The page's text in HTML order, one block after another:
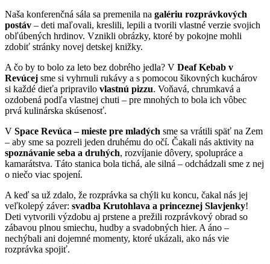
Naša konferenčná sála sa premenila na galériu rozprávkových
postáv – deti maľovali, kreslili, lepili a tvorili vlastné verzie svojich
obľúbených hrdinov. Vznikli obrázky, ktoré by pokojne mohli
zdobiť stránky novej detskej knižky.
A čo by to bolo za leto bez dobrého jedla? V Deaf Kebab v
Revúcej sme si vyhrnuli rukávy a s pomocou šikovných kuchárov
si každé dieťa pripravilo vlastnú pizzu. Voňavá, chrumkavá a
ozdobená podľa vlastnej chuti – pre mnohých to bola ich vôbec
prvá kulinárska skúsenosť.
V Space Revúca –mieste pre mladých sme sa vrátili späť na Zem
– aby sme sa pozreli jeden druhému do očí. Čakali nás aktivity na
spoznávanie seba a druhých, rozvíjanie dôvery, spolupráce a
kamarátstva. Táto stanica bola tichá, ale silná – odchádzali sme z nej
o niečo viac spojení.
A keď sa už zdalo, že rozprávka sa chýli ku koncu, čakal nás jej
veľkolepý záver: svadba Krutohlava a princeznej Slavjenky!
Deti vytvorili výzdobu aj prstene a prežili rozprávkový obrad so
zábavou plnou smiechu, hudby a svadobných hier. A áno –
nechýbali ani dojemné momenty, ktoré ukázali, ako nás vie
rozprávka spojiť.